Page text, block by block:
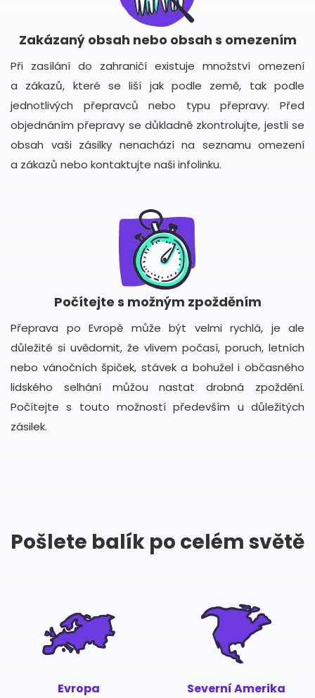
Zakázaný obsah nebo obsah s omezením
Při zasílání do zahraničí existuje množství omezení
a zákazů, které se liší jak podle země, tak podle
jednotlivých přepravců nebo typu přepravy. Před
objednáním přepravy se důkladně zkontrolujte, jestli se
obsah vaši zásilky nenachází na seznamu omezení
a zákazů nebo kontaktujte naši infolinku.
Počítejte s možným zpožděním
Přeprava po Evropě může být velmi rychlá, je ale
důležité si uvědomit, že vlivem počasí, poruch, letních
nebo vánočních špiček, stávek a bohužel i občasného
lidského selhání můžou nastat drobná zpoždění.
Počítejte s touto možností především u důležitých
zásilek.
Pošlete balík po celém světě
Evropa Severní Amerika